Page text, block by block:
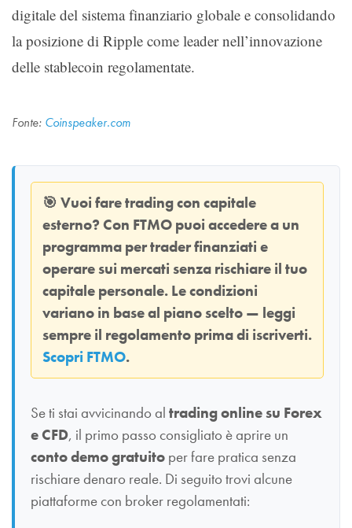
digitale del sistema finanziario globale e consolidando
la posizione di Ripple come leader nell’innovazione
delle stablecoin regolamentate.
Fonte: Coinspeaker.com
🎯 Vuoi fare trading con capitale
esterno? Con FTMO puoi accedere a un
programma per trader finanziati e
operare sui mercati senza rischiare il tuo
capitale personale. Le condizioni
variano in base al piano scelto — leggi
sempre il regolamento prima di iscriverti.
Scopri FTMO.
Se ti stai avvicinando al trading online su Forex
e CFD, il primo passo consigliato è aprire un
conto demo gratuito per fare pratica senza
rischiare denaro reale. Di seguito trovi alcune
piattaforme con broker regolamentati: